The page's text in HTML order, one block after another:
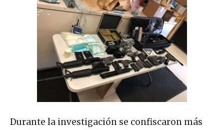
Durante la investigación se confiscaron más